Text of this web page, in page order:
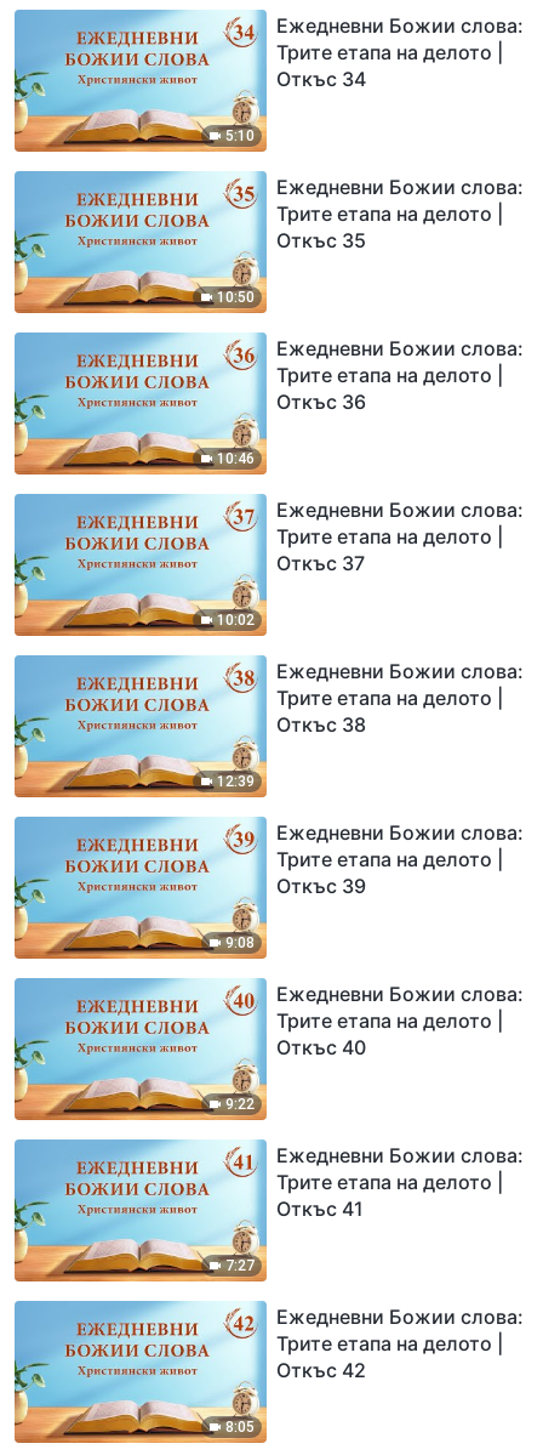
5:10
Ежедневни Божии слова:
Трите етапа на делото |
Откъс 34
10:50
Ежедневни Божии слова:
Трите етапа на делото |
Откъс 35
10:46
Ежедневни Божии слова:
Трите етапа на делото |
Откъс 36
10:02
Ежедневни Божии слова:
Трите етапа на делото |
Откъс 37
12:39
Ежедневни Божии слова:
Трите етапа на делото |
Откъс 38
9:08
Ежедневни Божии слова:
Трите етапа на делото |
Откъс 39
9:22
Ежедневни Божии слова:
Трите етапа на делото |
Откъс 40
7:27
Ежедневни Божии слова:
Трите етапа на делото |
Откъс 41
8:05
Ежедневни Божии слова:
Трите етапа на делото |
Откъс 42